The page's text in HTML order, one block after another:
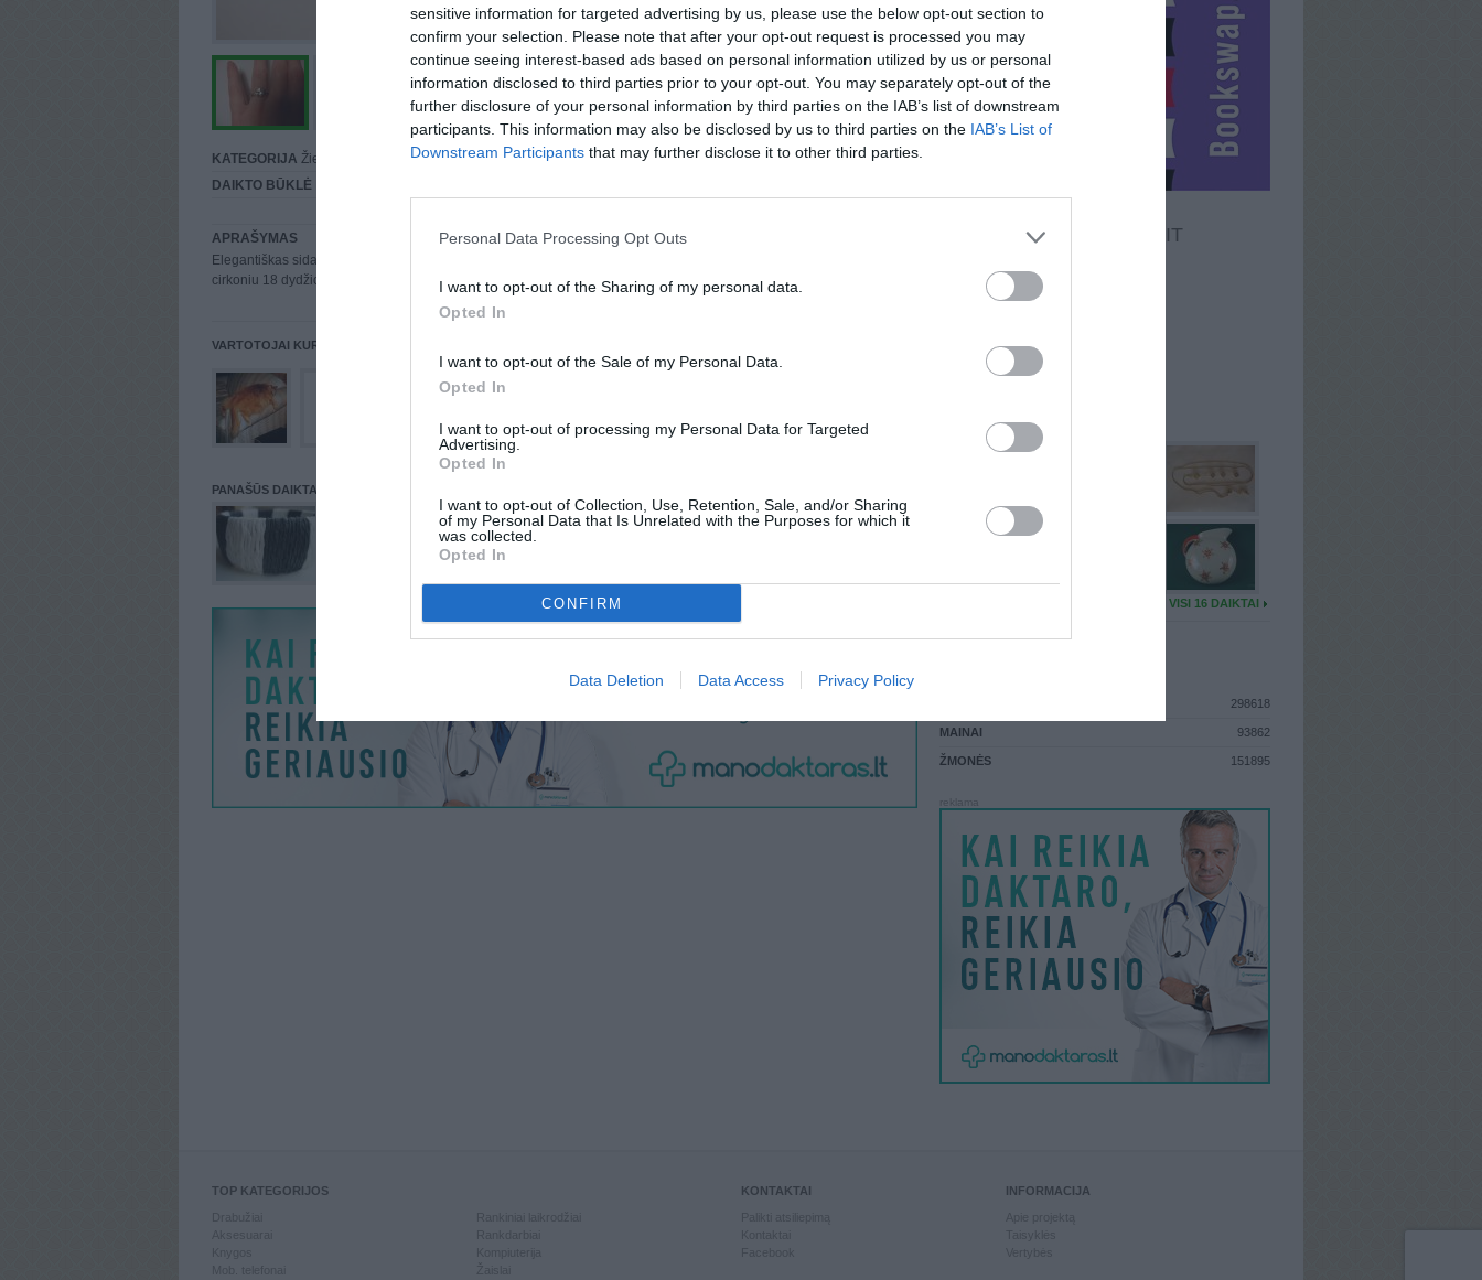
sensitive information for targeted advertising by us, please use the below opt-out section to
confirm your selection. Please note that after your opt-out request is processed you may
continue seeing interest-based ads based on personal information utilized by us or personal
information disclosed to third parties prior to your opt-out. You may separately opt-out of the
further disclosure of your personal information by third parties on the IAB’s list of downstream
participants. This information may also be disclosed by us to third parties on the IAB’s List of
Downstream Participants that may further disclose it to other third parties.
Personal Data Processing Opt Outs
I want to opt-out of the Sharing of my personal data.
Opted In
I want to opt-out of the Sale of my Personal Data.
Opted In
I want to opt-out of processing my Personal Data for Targeted
Advertising.
Opted In
I want to opt-out of Collection, Use, Retention, Sale, and/or Sharing
of my Personal Data that Is Unrelated with the Purposes for which it
was collected.
Opted In
CONFIRM
Data Deletion Data Access Privacy Policy
KATEGORIJA Žiedai MIESTASVilnius
DAIKTO BŪKLĖ
APRAŠYMAS
Elegantiškas sidabrinis žiedas su nuostabaus blizgesio
cirkoniu 18 dydžio. Man didokas :)))
NORĖČIAU MAINAIS
PARDUOČIAU UŽ
VARTOTOJAI KURIE PATALPINĘ DAIKTĄ Į NORŲ KREPŠĮ
PANAŠŪS DAIKTAI
VERONIKA-LILIT
ATLIKO MAINŲ
: 549
DAUGIAU DAIKTŲ
VISI 16 DAIKTAI
298618
MAINAI 93862
ŽMONĖS 151895
TOP KATEGORIJOS
Knygos
Mob. telefonai
Kompiuterija
Žaislai
KONTAKTAI
Kontaktai
INFORMACIJA